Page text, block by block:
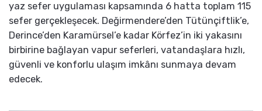
yaz sefer uygulaması kapsamında 6 hatta toplam 115
sefer gerçekleşecek. Değirmendere’den Tütünçiftlik’e,
Derince’den Karamürsel’e kadar Körfez’in iki yakasını
birbirine bağlayan vapur seferleri, vatandaşlara hızlı,
güvenli ve konforlu ulaşım imkânı sunmaya devam
edecek.